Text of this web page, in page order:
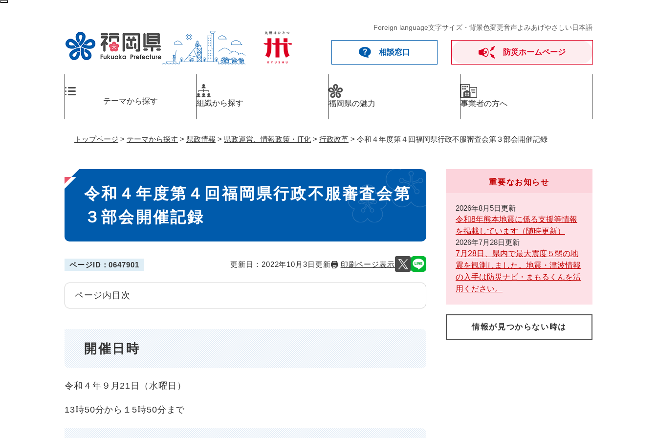
ペ
Foreign language文字サイズ・背景色変更音声よみあげやさしい日本語
相談窓口 防災ホームページ
テーマから探す 組織から探す 福岡県の魅力 事業者の方へ
トップページ > テーマから探す > 県政情報 > 県政運営、情報政策・IT化 > 行政改革 > 令和４年度第４回福岡県行政不服審査会第３部会開催記録
本
文
令和４年度第４回福岡県行政不服審査会第
３部会開催記録
ページID：0647901 更新日：2022年10月3日更新 印刷ページ表示
ページ内目次
開催日時
令和４年９月21日（水曜日）
13時50分から１5時50分まで
重要なお知らせ
2026年8月5日更新
令和8年熊本地震に係る支援等情報
を掲載しています（随時更新）
2026年7月28日更新
7月28日、県内で最大震度５弱の地
震を観測しました。地震・津波情報
の入手は防災ナビ・まもるくんを活
用ください。
情報が見つからない時は